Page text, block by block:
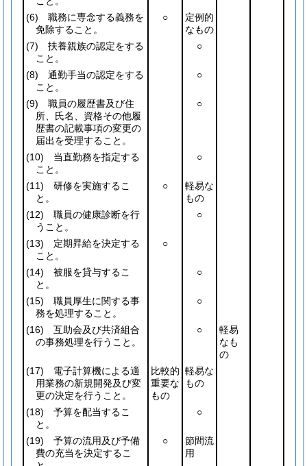
(6) 職務に専念する義務を
免除すること。
○
定例的
なもの
(7) 扶養親族の認定をする
こと。
○
(8) 通勤手当の認定をする
こと。
○
(9) 職員の履歴書及び住
所、氏名、資格その他履
歴書の記載事項の変更の
届出を受理すること。
○
(10) 当直勤務を指定する
こと。
○
(11) 研修を実施するこ
と。
○
軽易な
もの
(12) 職員の健康診断を行
うこと。
○
(13) 定期昇給を決定する
こと。
○
(14) 被服を貸与するこ
と。
○
(15) 職員厚生に関する事
務を処理すること。
○
(16) 互助会及び共済組合
の事務処理を行うこと。
○
軽易
なも
の
(17) 電子計算機による適
用業務の新規開発及び変
更の決定を行うこと。
比較的
重要な
もの
軽易な
もの
(18) 予算を配当するこ
と。
○
(19) 予算の流用及び予備
費の充当を決定するこ
○
節間流
用